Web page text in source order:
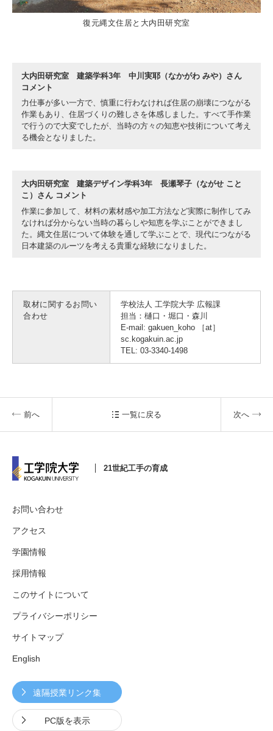
復元縄文住居と大内田研究室
大内田研究室 建築学科3年 中川実耶（なかがわ みや）さん
コメント
力仕事が多い一方で、慎重に行わなければ住居の崩壊につながる
作業もあり、住居づくりの難しさを体感しました。すべて手作業
で行うので大変でしたが、当時の方々の知恵や技術について考え
る機会となりました。
大内田研究室 建築デザイン学科3年 長瀬琴子（ながせ こと
こ）さん コメント
作業に参加して、材料の素材感や加工方法など実際に制作してみ
なければ分からない当時の暮らしや知恵を学ぶことができまし
た。縄文住居について体験を通して学ぶことで、現代につながる
日本建築のルーツを考える貴重な経験になりました。
取材に関するお問い
合わせ
学校法人 工学院大学 広報課
担当：樋口・堀口・森川
E-mail: gakuen_koho ［at］
sc.kogakuin.ac.jp
TEL: 03-3340-1498
前へ 一覧に戻る 次へ
21世紀工手の育成
お問い合わせ
アクセス
学園情報
採用情報
このサイトについて
プライバシーポリシー
サイトマップ
English
遠隔授業リンク集
PC版を表示